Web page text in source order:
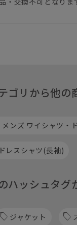
ゴリから他の
メンズ ワイシャツ・
レスシャツ(長袖)
ハッシュタグ
ジャケット